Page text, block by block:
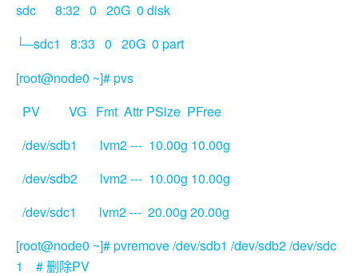
sdc 8:32 0 20G 0 disk
└─sdc1 8:33 0 20G 0 part
[root@node0 ~]# pvs
PV VG Fmt Attr PSize PFree
/dev/sdb1 lvm2 --- 10.00g 10.00g
/dev/sdb2 lvm2 --- 10.00g 10.00g
/dev/sdc1 lvm2 --- 20.00g 20.00g
[root@node0 ~]# pvremove /dev/sdb1 /dev/sdb2 /dev/sdc
1 # 删除PV